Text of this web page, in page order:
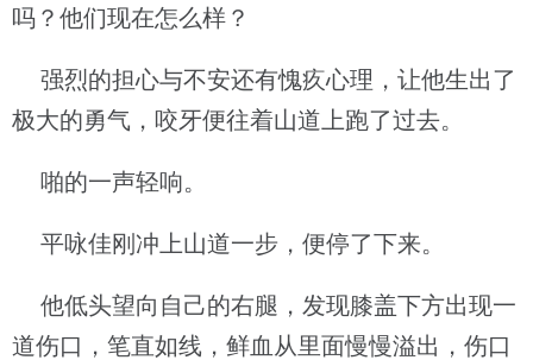
吗？他们现在怎么样？
强烈的担心与不安还有愧疚心理，让他生出了
极大的勇气，咬牙便往着山道上跑了过去。
啪的一声轻响。
平咏佳刚冲上山道一步，便停了下来。
他低头望向自己的右腿，发现膝盖下方出现一
道伤口，笔直如线，鲜血从里面慢慢溢出，伤口